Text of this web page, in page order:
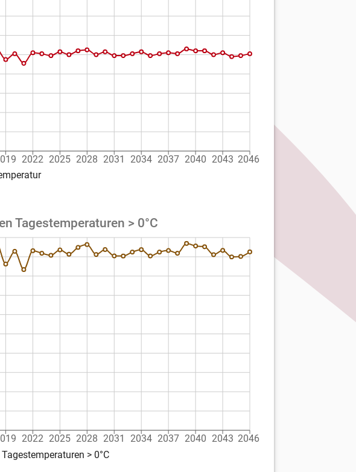
2022 2025 2028 2031 2034 2037 2040 2043 2046
Tagestemperaturen > 0°C
2022 2025 2028 2031 2034 2037 2040 2043 2046
> 0°C